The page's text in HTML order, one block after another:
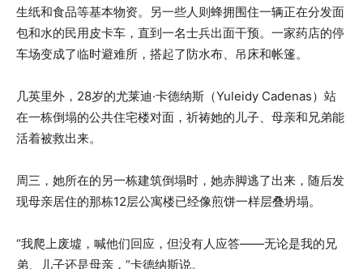
生纸和食品等基本物资。另一些人则蜂拥围住一辆正在分发面
包和水的民用皮卡车，直到一名士兵出面干预。一家药店的停
车场变成了临时避难所，搭起了防水布、吊床和帐篷。
几英里外，28岁的尤莱迪·卡德纳斯（Yuleidy Cadenas）站
在一栋倒塌的公共住宅楼对面，祈祷她的儿子、母亲和兄弟能
活着被救出来。
周三，她所在的另一栋建筑倒塌时，她赤脚逃了出来，随后发
现母亲居住的那栋12层公寓楼已经像煎饼一样层叠坍塌。
“我爬上废墟，喊他们回应，但没有人应答——无论是我的兄
弟、儿子还是母亲，”卡德纳斯说。